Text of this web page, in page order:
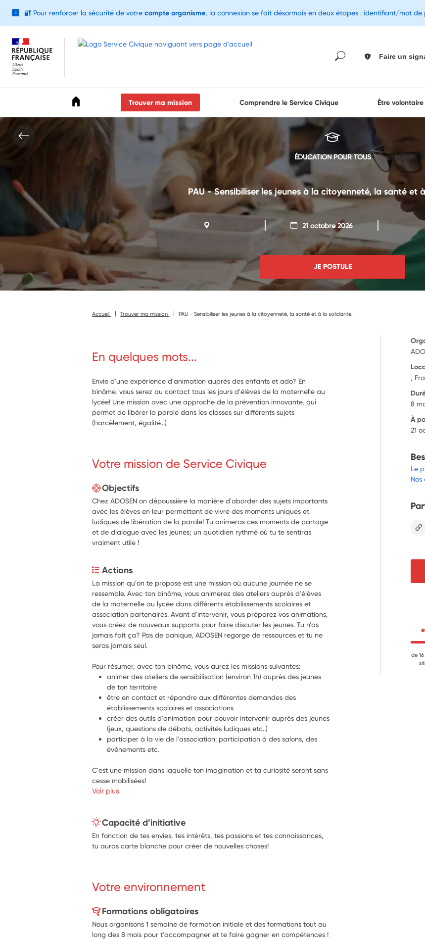
Faire un
Trouver ma mission Comprendre le Service Civique Être volontaire
ÉDUCATION POUR TOUS
PAU - Sensibiliser les jeunes à la citoyenneté, la santé et
21 octobre 2026
JE POSTULE
Accueil Trouver ma mission PAU - Sensibiliser les jeunes à la citoyenneté, la santé et à la solidarité.
En quelques mots...
Envie d'une expérience d'animation auprès des enfants et ado? En
binôme, vous serez au contact tous les jours d'élèves de la maternelle au
lycée! Une mission avec une approche de la prévention innovante, qui
permet de libérer la parole dans les classes sur différents sujets
(harcèlement, égalité...)
Votre mission de Service Civique
Objectifs
Chez ADOSEN on dépoussière la manière d'aborder des sujets importants
avec les élèves en leur permettant de vivre des moments uniques et
ludiques de libération de la parole! Tu animeras ces moments de partage
et de dialogue avec les jeunes; un quotidien rythmé où tu te sentiras
vraiment utile !
Actions
La mission qu'on te propose est une mission où aucune journée ne se
ressemble. Avec ton binôme, vous animerez des ateliers auprès d'élèves
de la maternelle au lycée dans différents établissements scolaires et
association partenaires. Avant d'intervenir, vous préparez vos animations,
vous créez de nouveaux supports pour faire discuter les jeunes. Tu n'as
jamais fait ça? Pas de panique, ADOSEN regorge de ressources et tu ne
seras jamais seul.
animer des ateliers de sensibilisation (environ 1h) auprès des jeunes
de ton territoire
être en contact et répondre aux différentes demandes des
établissements scolaires et associations
créer des outils d'animation pour pouvoir intervenir auprès des jeunes
(jeux, questions de débats, activités ludiques etc..)
participer à la vie de l'association: participation à des salons, des
événements etc.
C'est une mission dans laquelle ton imagination et ta curiosité seront sans
cesse mobilisées!
Voir plus
Capacité d’initiative
En fonction de tes envies, tes intérêts, tes passions et tes connaissances,
tu auras carte blanche pour créer de nouvelles choses!
Votre environnement
Formations obligatoires
Nous organisons 1 semaine de formation initiale et des formations tout au
long des 8 mois pour t'accompagner et te faire gagner en compétences !
,
8
À
21
Le
de
i 🔐 Pour renforcer la sécurité de votre compte organisme, la connexion se fait désormais en deux étapes : identifiant/mot